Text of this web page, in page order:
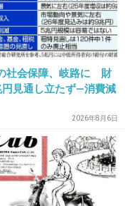
+31 -3
社会保障、岐路に 財
見通し立たず―消費減
2026年8月6日